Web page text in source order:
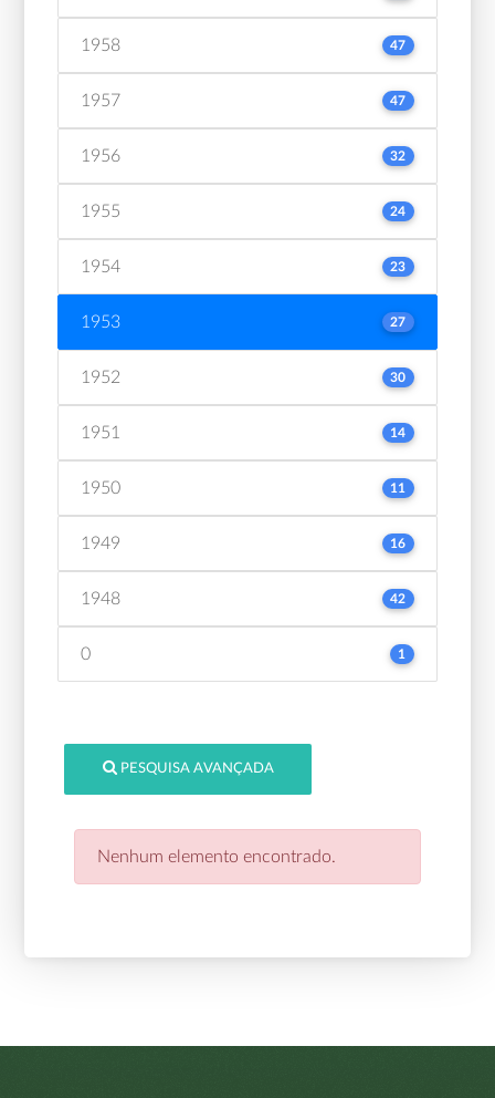
1958 47
1957 47
1956 32
1955 24
1954 23
1953 27
1952 30
1951 14
1950 11
1949 16
1948 42
0 1
PESQUISA AVANÇADA
Nenhum elemento encontrado.